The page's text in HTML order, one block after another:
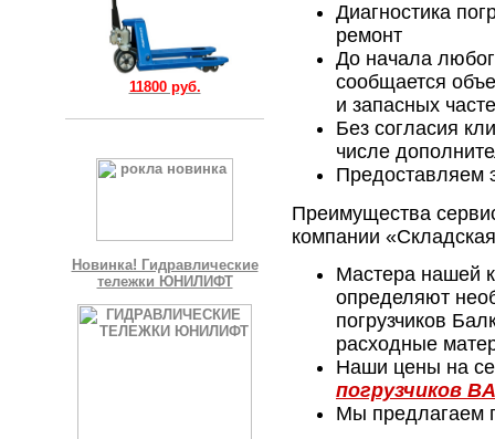
11800 руб.
Новинка! Гидравлические
тележки ЮНИЛИФТ
Диагностика
ремонт
До начала
сообщается
и запасных
Без согласия
числе
Предоставляем
Преимущества
компании
Мастера нашей
определяют
погрузчиков
расходные
Наши цены на
погрузчиков
Мы предлагаем